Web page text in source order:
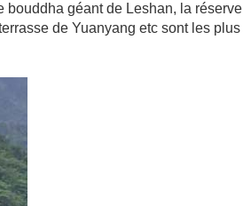
géant de Leshan, la réserve
de Yuanyang etc sont les plus